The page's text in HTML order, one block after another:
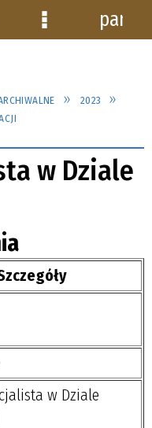
2023
w Dziale
w Dziale
Menu
panel